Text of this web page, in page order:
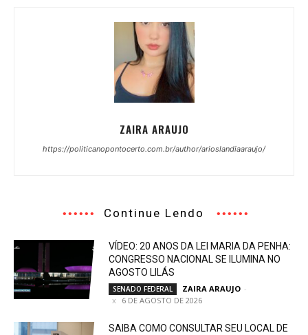
ZAIRA ARAUJO
https://politicanopontocerto.com.br/author/arioslandiaaraujo/
Continue Lendo
VÍDEO: 20 ANOS DA LEI MARIA DA PENHA:
CONGRESSO NACIONAL SE ILUMINA NO
AGOSTO LILÁS
SENADO FEDERAL ZAIRA ARAUJO -
6 DE AGOSTO DE 2026
SAIBA COMO CONSULTAR SEU LOCAL DE